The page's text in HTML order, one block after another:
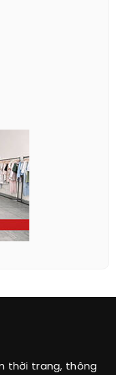
thời trang, thông